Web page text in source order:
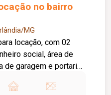
no bairro
MG
locação, com 02
social, área de
de garagem e portaria
proporcionando mais